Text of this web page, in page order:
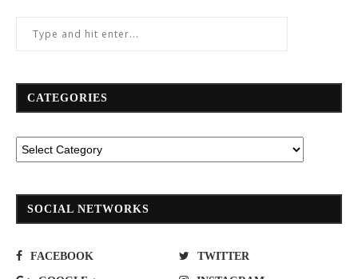
CATEGORIES
SOCIAL NETWORKS
FACEBOOK TWITTER